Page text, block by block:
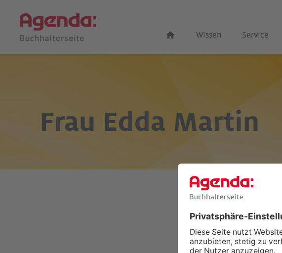
Wissen Service
Frau Edda Martin